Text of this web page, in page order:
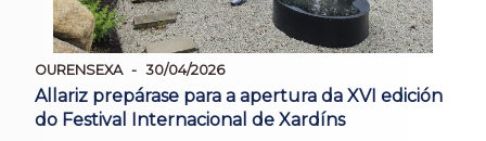
OURENSEXA 30/04/2026
Allariz prepárase para a apertura da XVI edición
do Festival Internacional de Xardíns